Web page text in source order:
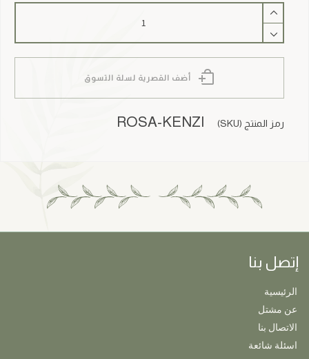
كمية
Rosa
`Kenzi`
أضف القصرية لسلة التسوق
رمز المنتج (SKU) ROSA-KENZI
إتصل بنا
الرئيسية
عن مشتل
الاتصال بنا
اسئلة شائعة